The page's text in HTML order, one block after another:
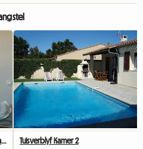
Chambre Lit 140 Proche Avignon Orange A 20 Mn De Marcoule Tuisverblyf Kamer 2